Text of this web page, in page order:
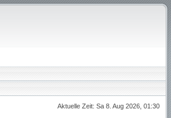
Aktuelle Zeit: Sa 8. Aug 2026, 01:30